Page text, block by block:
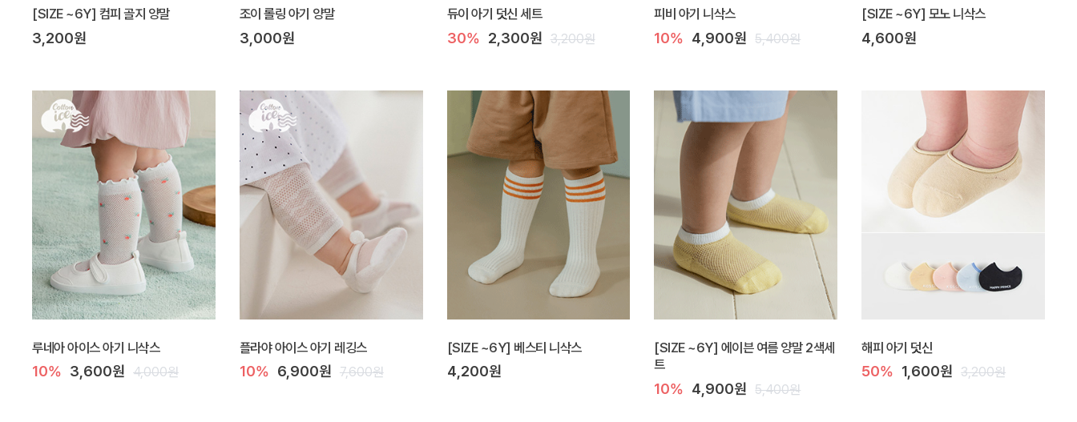
[SIZE ~6Y] 컴피 골지 양말
3,200원
조이 롤링 아기 양말
3,000원
듀이 아기 덧신 세트
30% 2,300원 3,200원
피비 아기 니삭스
10% 4,900원 5,400원
[SIZE ~6Y] 모노 니삭스
4,600원
루네아 아이스 아기 니삭스
10% 3,600원 4,000원
플라야 아이스 아기 레깅스
10% 6,900원 7,600원
[SIZE ~6Y] 베스티 니삭스
4,200원
[SIZE ~6Y] 에이븐 여름 양말 2색세
트
10% 4,900원 5,400원
해피 아기 덧신
50% 1,600원 3,200원